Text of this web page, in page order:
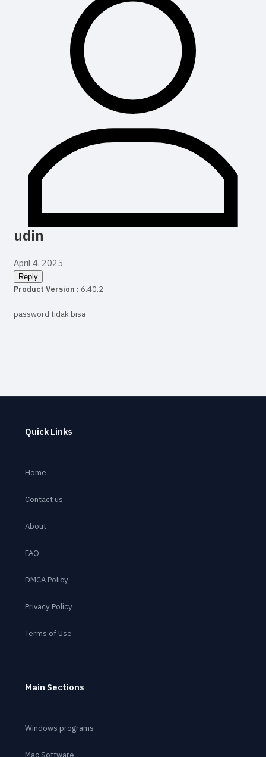
udin
April 4, 2025
Reply
Product Version : 6.40.2
password tidak bisa
Quick Links
Home
Contact us
About
FAQ
DMCA Policy
Privacy Policy
Terms of Use
Main Sections
Windows programs